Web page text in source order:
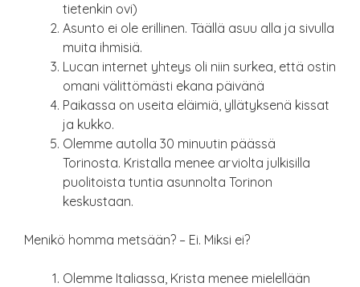
tietenkin ovi)
Asunto ei ole erillinen. Täällä asuu alla ja sivulla
muita ihmisiä.
Lucan internet yhteys oli niin surkea, että ostin
omani välittömästi ekana päivänä
Paikassa on useita eläimiä, yllätyksenä kissat
ja kukko.
Olemme autolla 30 minuutin päässä
Torinosta. Kristalla menee arviolta julkisilla
puolitoista tuntia asunnolta Torinon
keskustaan.
Menikö homma metsään? – Ei. Miksi ei?
Olemme Italiassa, Krista menee mielellään